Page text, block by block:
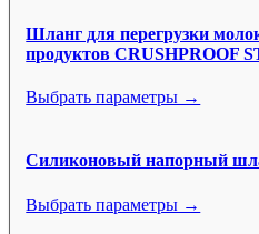
Шланг для перегрузки
продуктов CRUSHPROOF
Выбрать параметры →
Силиконовый напорный
Выбрать параметры →